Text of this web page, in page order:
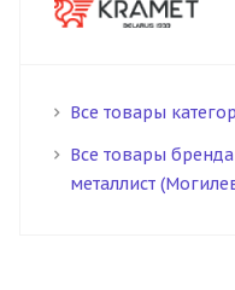
Все товары
Все товары
металлист